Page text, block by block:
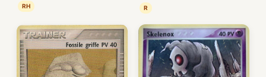
RH R